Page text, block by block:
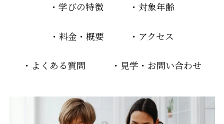
・学びの特徴 ・対象年齢
・料金・概要 ・アクセス
・よくある質問 ・見学・お問い合わせ